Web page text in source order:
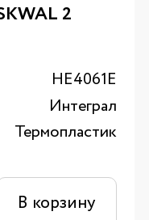
2
HE4061E
Интеграл
Термопластик
В корзину